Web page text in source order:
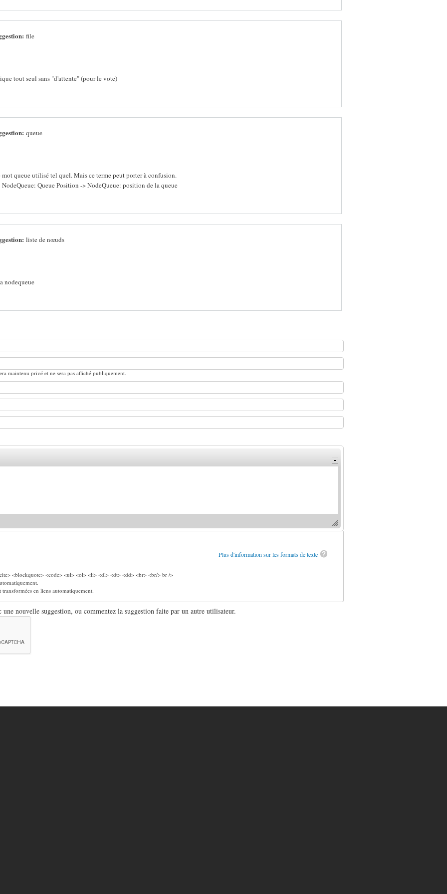
file
tout seul sans "d'attente" (pour le vote)
queue
mot queue utilisé tel quel. Mais ce terme peut porter à confusion.
NodeQueue: Queue Position -> NodeQueue: position de la queue
liste de nœuds
nodequeue
maintenu privé et ne sera pas affiché publiquement.
Plus d'information sur les formats de texte
<blockquote> <code> <ul> <ol> <li> <dl> <dt> <dd> <br> <br/> br />
transformées en liens automatiquement.
une nouvelle suggestion, ou commentez la suggestion faite par un autre utilisateur.